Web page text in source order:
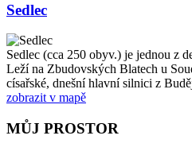
Sedlec
Sedlec (cca 250 obyv.) je jednou z
Leží na Zbudovských Blatech u
císařské, dnešní hlavní silnici z
zobrazit v mapě
MŮJ PROSTOR